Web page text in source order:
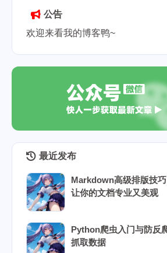
公告
欢迎来看我的博客鸭~
最近发布
Markdown高级排版技巧
让你的文档专业又美观
Python爬虫入门与防反
抓取数据